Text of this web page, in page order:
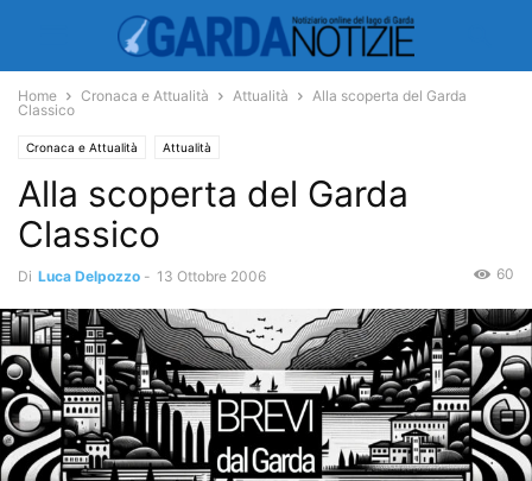
Home Cronaca e Attualità Attualità
Alla scoperta del Garda
Classico
Cronaca e Attualità Attualità
Alla scoperta del Garda
Classico
Di Luca Delpozzo - 13 Ottobre 2006 60